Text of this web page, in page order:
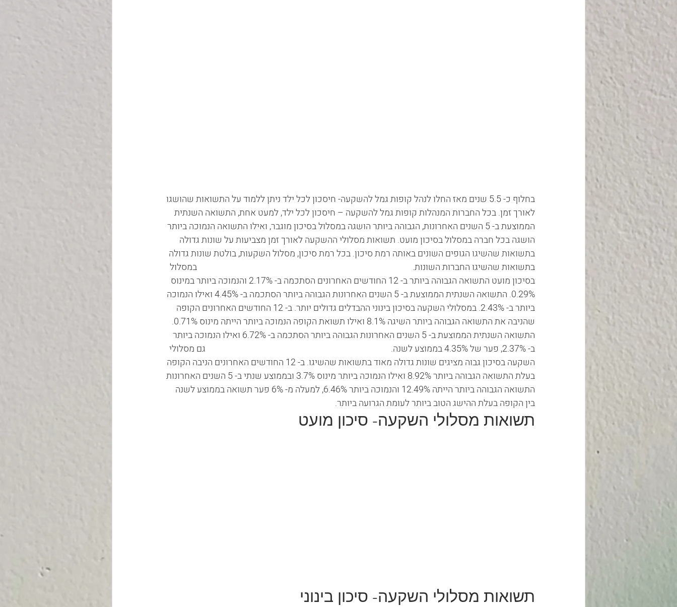
בחלוף כ- 5.5 שנים מאז החלו לנהל קופות גמל להשקעה- חיסכון לכל ילד ניתן ללמוד על התשואות שהושגו
לאורך זמן. בכל החברות המנהלות קופות גמל להשקעה – חיסכון לכל ילד, למעט אחת, התשואה השנתית
הממוצעת ב- 5 השנים האחרונות, הגבוהה ביותר הושגה במסלול בסיכון מוגבר, ואילו התשואה הנמוכה ביותר
הושגה בכל חברה במסלול בסיכון מועט. תשואות מסלולי ההשקעה לאורך זמן מצביעות על שונות גדולה
בתשואות שהשיגו הגופים השונים באותה רמת סיכון. בכל רמת סיכון, מסלול השקעות, בולטת שונות גדולה
בתשואות שהשיגו החברות השונות.                                                                                                           במסלול
בסיכון מועט התשואה הגבוהה ביותר ב- 12 החודשים האחרונים הסתכמה ב- 2.17% והנמוכה ביותר במינוס
0.29%. התשואה השנתית הממוצעת ב- 5 השנים האחרונות הגבוהה ביותר הסתכמה ב- 4.45% ואילו הנמוכה
ביותר ב- 2.43%. במסלולי השקעה בסיכון בינוני ההבדלים גדולים יותר. ב- 12 החודשים האחרונים הקופה
שהניבה את התשואה הגבוהה ביותר השיגה 8.1% ואילו תשואת הקופה הנמוכה ביותר הייתה מינוס 0.71%.
התשואה השנתית הממוצעת ב- 5 השנים האחרונות הגבוהה ביותר הסתכמה ב- 6.72% ואילו הנמוכה ביותר
ב- 2.37%, פער של 4.35% בממוצע לשנה.                                                                                            גם מסלולי
השקעה בסיכון גבוה מציגים שונות גדולה מאוד בתשואות שהשיגו. ב- 12 החודשים האחרונים הניבה הקופה
בעלת התשואה הגבוהה ביותר 8.92% ואילו הנמוכה ביותר מינוס 3.7% ובממוצע שנתי ב- 5 השנים האחרונות
התשואה הגבוהה ביותר הייתה 12.49% והנמוכה ביותר 6.46%, למעלה מ- 6% פער תשואה בממוצע לשנה
בין הקופה בעלת ההישג הטוב ביותר לעומת הגרועה ביותר.
תשואות מסלולי השקעה- סיכון מועט
תשואות מסלולי השקעה- סיכון בינוני